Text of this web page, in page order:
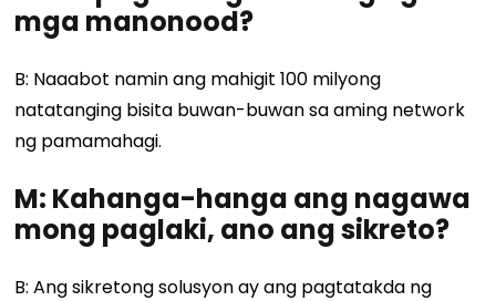
mga manonood?
B: Naaabot namin ang mahigit 100 milyong
natatanging bisita buwan-buwan sa aming network
ng pamamahagi.
M: Kahanga-hanga ang nagawa
mong paglaki, ano ang sikreto?
B: Ang sikretong solusyon ay ang pagtatakda ng